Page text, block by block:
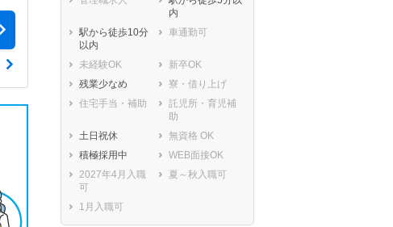
内
駅から徒歩10分
以内
車通勤可
未経験OK
新卒OK
残業少なめ
寮・借り上げ
住宅手当・補助
託児所・育児補
助
土日祝休
無資格 OK
積極採用中
WEB面接OK
2027年4月入職
可
夏～秋入職可
1月入職可